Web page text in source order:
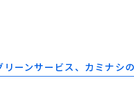
ーンサービス、カミナシ